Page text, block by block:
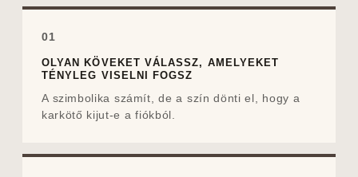
01
OLYAN KÖVEKET VÁLASSZ, AMELYEKET
TÉNYLEG VISELNI FOGSZ
A szimbolika számít, de a szín dönti el, hogy a
karkötő kijut-e a fiókból.